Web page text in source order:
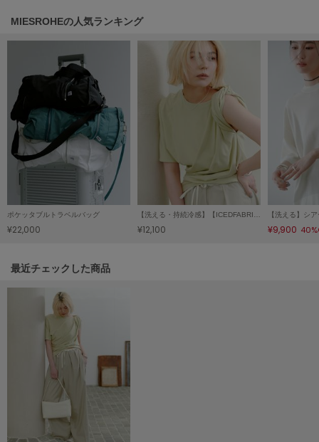
GRAMICCI
Henon.
へノン
HUNTER
ハンター
HOKA ONEONE
KEEN
le coq sportif
ルコックスポルティフ
LeSportsac
レスポートサック
MIESROHEの人気ランキング
ポケッタブルトラベルバッグ
¥22,000
【洗える・持続冷感】【ICEDFABRIC＋R】ツイストプルオーバー
¥12,100
【洗える】シ
¥9,900
関連記事
最近チェックした商品